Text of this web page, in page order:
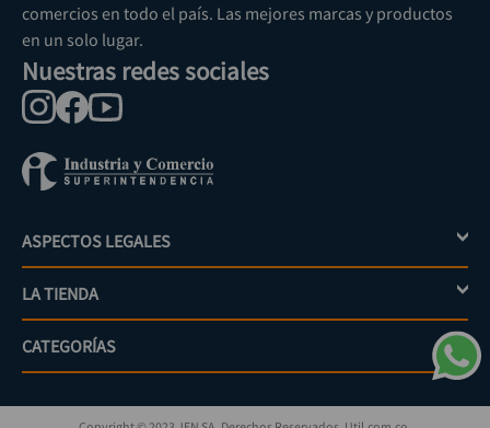
comercios en todo el país. Las mejores marcas y productos
en un solo lugar.
Nuestras redes sociales
ASPECTOS LEGALES +
Política de tratamiento de datos personales
Términos y condiciones
Políticas de devolución
LA TIENDA +
Mi cuenta
PQRs
CATEGORÍAS
Jardinería